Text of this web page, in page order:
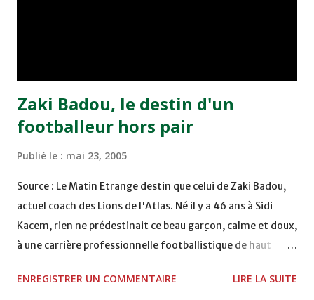
Zaki Badou, le destin d'un
footballeur hors pair
Publié le : mai 23, 2005
Source : Le Matin Etrange destin que celui de Zaki Badou,
actuel coach des Lions de l'Atlas. Né il y a 46 ans à Sidi
Kacem, rien ne prédestinait ce beau garçon, calme et doux,
à une carrière professionnelle footballistique de haut
également féru des armes, le jeune Zaki aura sa première
ENREGISTRER UN COMMENTAIRE LIRE LA SUITE